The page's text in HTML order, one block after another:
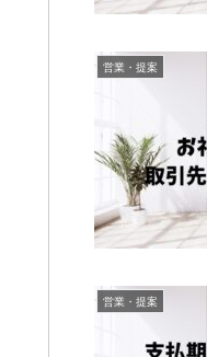
営業・提案
営業・提案